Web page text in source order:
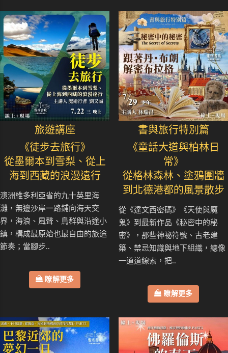
旅遊講座
《徒步去旅行》
從墨爾本到雪梨、從上
海到西藏的浪漫遠行
澳洲維多利亞省的九十英里海
灘，無邊沙岸一路鋪向海天交
界，海浪、風聲、鳥群與沿途小
鎮，構成最原始也最自由的旅途
節奏；當腳步..
瞭解更多
書與旅行特別篇
《童話大道與柏林日
常》
從格林森林、塗鴉圍牆
到北德港都的風景散步
從《達文西密碼》《天使與魔
鬼》到最新作品《秘密中的秘
密》，那些神祕符號、古老建
築、禁忌知識與地下組織，總像
一道道線索，把..
瞭解更多